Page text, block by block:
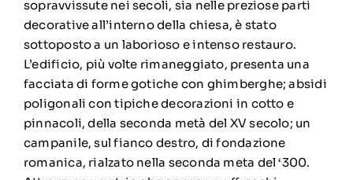
sopravvissute nei secoli, sia nelle preziose parti
decorative all’interno della chiesa, è stato
sottoposto a un laborioso e intenso restauro.
L’edificio, più volte rimaneggiato, presenta una
facciata di forme gotiche con ghimberghe; absidi
poligonali con tipiche decorazioni in cotto e
pinnacoli, della seconda metà del XV secolo; un
campanile, sul fianco destro, di fondazione
romanica, rialzato nella seconda meta del ‘300.